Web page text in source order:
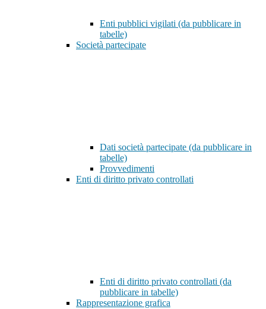
Enti pubblici vigilati (da pubblicare in
tabelle)
Società partecipate
Dati società partecipate (da pubblicare in
tabelle)
Provvedimenti
Enti di diritto privato controllati
Enti di diritto privato controllati (da
pubblicare in tabelle)
Rappresentazione grafica